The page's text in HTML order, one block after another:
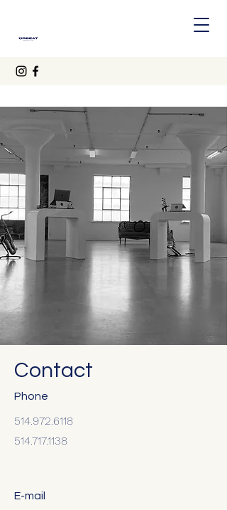
Contact
Phone
514.972.6118
514.717.1138
E-mail